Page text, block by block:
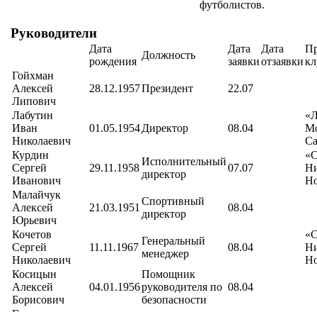
футболистов.
Руководители
Дата
рождения
Должность
Дата
заявки
Дата
отзаявки
Гойхман
Алексей
Липович
28.12.1957Президент 22.07
Лабутин
Иван
Николаевич
01.05.1954Директор 08.04
Курдин
Сергей
Иванович
29.11.1958
Исполнительный
директор
07.07
Малайчук
Алексей
Юрьевич
21.03.1951
Спортивный
директор
08.04
Кочетов
Сергей
Николаевич
11.11.1967
Генеральный
менеджер
08.04
Косицын
Алексей
Борисович
04.01.1956
Помощник
руководителя по
безопасности
08.04